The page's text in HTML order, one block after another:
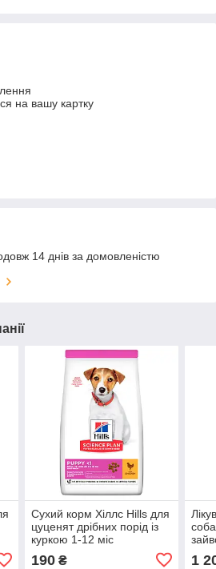
на вашу картку
14 днів за домовленістю
Сухий корм Хіллс Hills для
цуценят дрібних порід із
куркою 1-12 міс
190₴ 1